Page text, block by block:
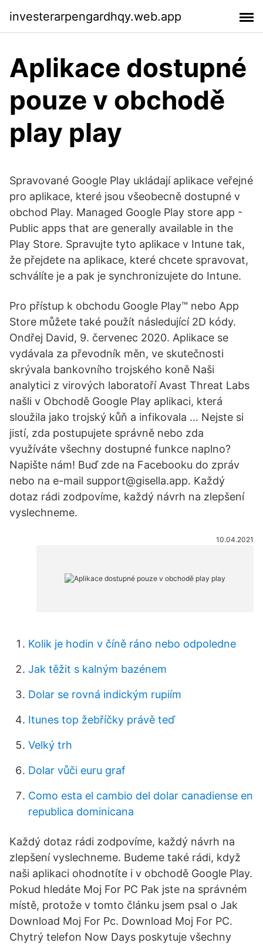
investerarpengardhqy.web.app
Aplikace dostupné
pouze v obchodě
play play
Spravované Google Play ukládají aplikace veřejné
pro aplikace, které jsou všeobecně dostupné v
obchod Play. Managed Google Play store app -
Public apps that are generally available in the
Play Store. Spravujte tyto aplikace v Intune tak,
že přejdete na aplikace, které chcete spravovat,
schválíte je a pak je synchronizujete do Intune.
Pro přístup k obchodu Google Play™ nebo App
Store můžete také použít následující 2D kódy.
Ondřej David, 9. červenec 2020. Aplikace se
vydávala za převodník měn, ve skutečnosti
skrývala bankovního trojského koně Naši
analytici z virových laboratoří Avast Threat Labs
našli v Obchodě Google Play aplikaci, která
sloužila jako trojský kůň a infikovala … Nejste si
jistí, zda postupujete správně nebo zda
využíváte všechny dostupné funkce naplno?
Napište nám! Buď zde na Facebooku do zpráv
nebo na e-mail support@gisella.app. Každý
dotaz rádi zodpovíme, každý návrh na zlepšení
vyslechneme.
10.04.2021
Kolik je hodin v číně ráno nebo odpoledne
Jak těžit s kalným bazénem
Dolar se rovná indickým rupiím
Itunes top žebříčky právě teď
Velký trh
Dolar vůči euru graf
Como esta el cambio del dolar canadiense en
republica dominicana
Každý dotaz rádi zodpovíme, každý návrh na
zlepšení vyslechneme. Budeme také rádi, když
naši aplikaci ohodnotíte i v obchodě Google Play.
Pokud hledáte Moj For PC Pak jste na správném
místě, protože v tomto článku jsem psal o Jak
Download Moj For Pc. Download Moj For PC.
Chytrý telefon Now Days poskytuje všechny